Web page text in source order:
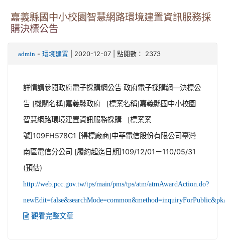
嘉義縣國中小校園智慧網路環境建置資訊服務採
購決標公告
admin - 環境建置 | 2020-12-07 | 點閱數： 2373
詳情請參閱政府電子採購網公告 政府電子採購網—決標公
告 [機關名稱]嘉義縣政府 [標案名稱]嘉義縣國中小校園
智慧網路環境建置資訊服務採購 [標案案
號]109FH578C1 [得標廠商]中華電信股份有限公司臺灣
南區電信分公司 [履約起迄日期]109/12/01－110/05/31
(預估)
http://web.pcc.gov.tw/tps/main/pms/tps/atm/atmAwardAction.do?
觀看完整文章